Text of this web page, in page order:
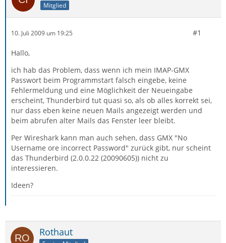
Mitglied
10. Juli 2009 um 19:25 #1
Hallo,
ich hab das Problem, dass wenn ich mein IMAP-GMX
Passwort beim Programmstart falsch eingebe, keine
Fehlermeldung und eine Möglichkeit der Neueingabe
erscheint, Thunderbird tut quasi so, als ob alles korrekt sei,
nur dass eben keine neuen Mails angezeigt werden und
beim abrufen alter Mails das Fenster leer bleibt.
Per Wireshark kann man auch sehen, dass GMX "No
Username ore incorrect Password" zurück gibt, nur scheint
das Thunderbird (2.0.0.22 (20090605)) nicht zu
interessieren.
Ideen?
Rothaut